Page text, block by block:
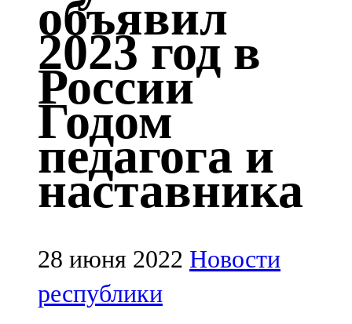
Казан
91,5 FM
Кайбыч
106,1 FM
Кама тамагы
71,51 FM
Кукмара
107,9 FM
Лениногорский
102,1 FM
объявил
2023 год в
России
Годом
педагога и
наставника
28 июня 2022 Новости
республики